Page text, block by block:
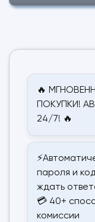
🔥
ПОКУПКИ!
24/7! 🔥
пароля и
ждать
💳 40+
комиссии